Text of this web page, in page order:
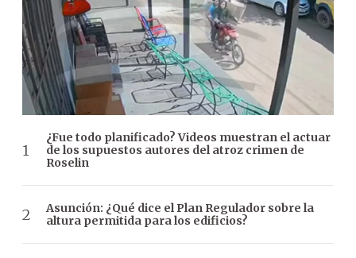
¿Fue todo planificado? Videos muestran el actuar
de los supuestos autores del atroz crimen de
Roselin
Asunción: ¿Qué dice el Plan Regulador sobre la
altura permitida para los edificios?